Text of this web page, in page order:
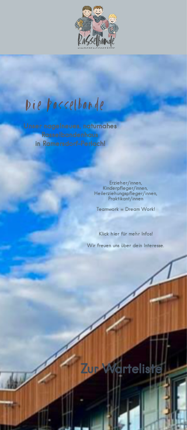
Die Rasselbande
Unser nagelneues, naturnahes
Rasselbandenhaus
in Ramersdorf-Perlach!
Erzieher/innen,
Kinderpfleger/innen,
Heilerziehungspfleger/innen,
Praktikant/innen
Teamwork = Dream Work!
Klick hier für mehr Infos!
Wir freuen uns über dein Interesse.
Zur Warteliste